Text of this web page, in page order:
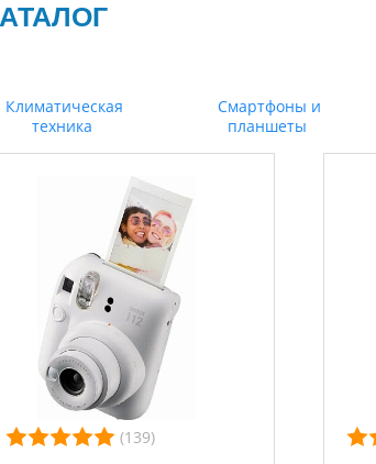
Климатическая
техника
Смартфоны и
планшеты
(139)